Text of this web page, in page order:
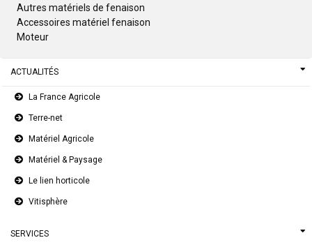
Autres matériels de fenaison
Accessoires matériel fenaison
Moteur
ACTUALITÉS
La France Agricole
Terre-net
Matériel Agricole
Matériel & Paysage
Le lien horticole
Vitisphère
SERVICES